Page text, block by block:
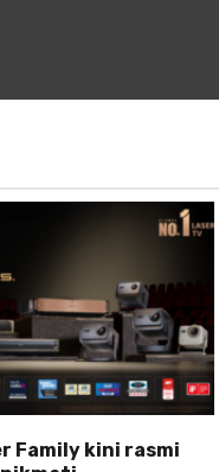
Family kini rasmi